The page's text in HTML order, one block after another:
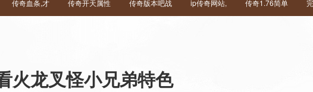
传奇血条,才 传奇开天属性 传奇版本吧战 ip传奇网站, 传奇1.76简单
火龙叉怪小兄弟特色